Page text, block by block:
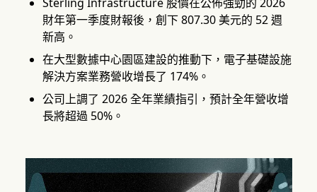
財年第一季度財報後，創下 807.30 美元的 52 週
新高。
在大型數據中心園區建設的推動下，電子基礎設施
解決方案業務營收增長了 174%。
公司上調了 2026 全年業績指引，預計全年營收增
長將超過 50%。